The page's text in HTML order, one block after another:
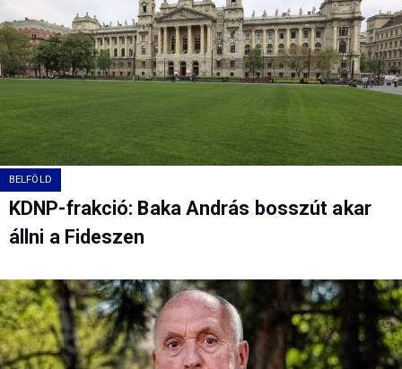
BELFÖLD
KDNP-frakció: Baka András bosszút akar
állni a Fideszen